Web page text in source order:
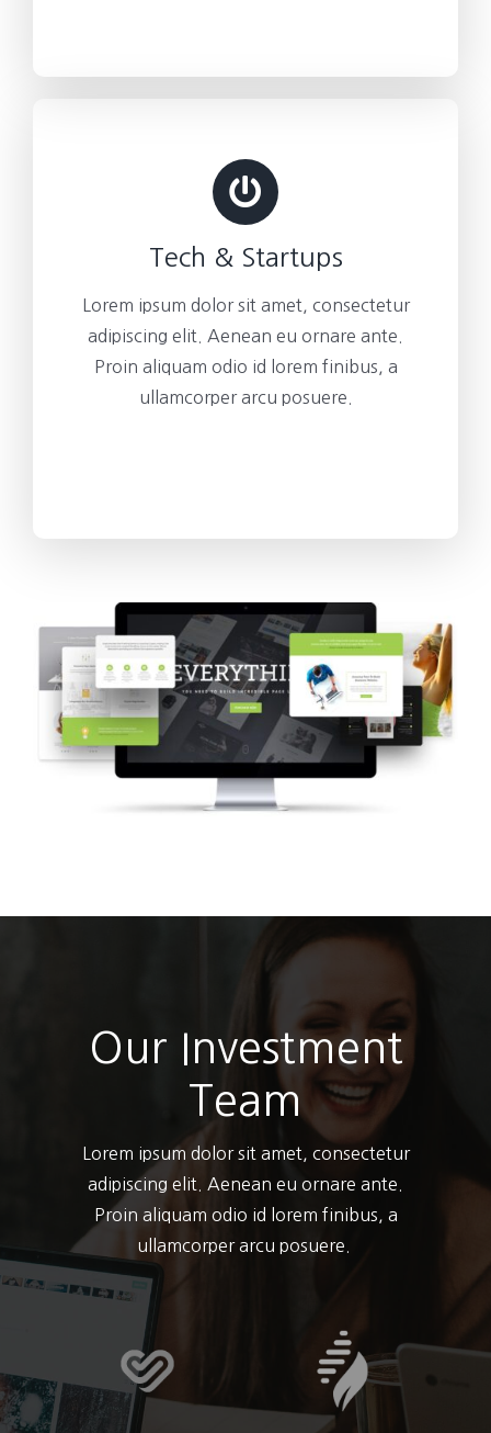
Tech & Startups
Lorem ipsum dolor sit amet, consectetur
adipiscing elit. Aenean eu ornare ante.
Proin aliquam odio id lorem finibus, a
ullamcorper arcu posuere.
Our Investment
Team
Lorem ipsum dolor sit amet, consectetur
adipiscing elit. Aenean eu ornare ante.
Proin aliquam odio id lorem finibus, a
ullamcorper arcu posuere.